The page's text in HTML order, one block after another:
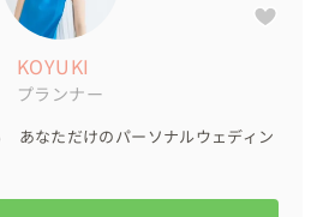
KOYUKI
プランナー
あなただけのパーソナルウェディン